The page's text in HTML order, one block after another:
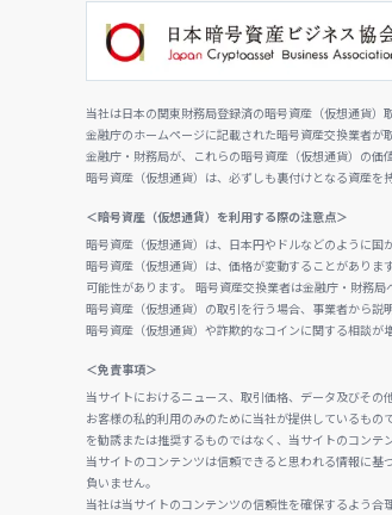
当社は日本の関東財務局登録済の暗号資産（仮想通貨）
金融庁のホームページに記載された暗号資産交換業者が
金融庁・財務局が、これらの暗号資産（仮想通貨）の価
暗号資産（仮想通貨）は、必ずしも裏付けとなる資産を
＜暗号資産（仮想通貨）を利用する際の注意点＞
暗号資産（仮想通貨）は、日本円やドルなどのように国
暗号資産（仮想通貨）は、価格が変動することがあり
可能性があります。 暗号資産交換業者は金融庁・財務
暗号資産（仮想通貨）の取引を行う場合、事業者から説
暗号資産（仮想通貨）や詐欺的なコインに関する相談が
＜免責事項＞
当サイトにおけるニュース、取引価格、データ及びそ
お客様の私的利用のみのために当社が提供しているも
を勧誘または推奨するものではなく、当サイトのコンテ
当サイトのコンテンツは信頼できると思われる情報に
負いません。
当社は当サイトのコンテンツの信頼性を確保するよう合